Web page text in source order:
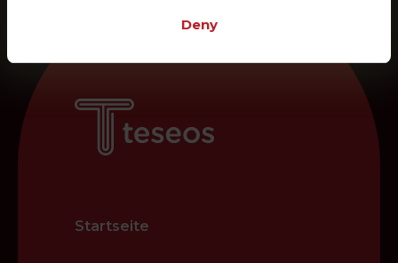
Deny
Startseite